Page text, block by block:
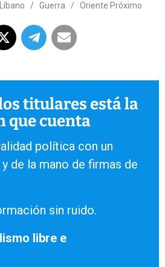
Líbano / Guerra / Oriente Próximo
titulares está la
que cuenta
política con un
de la mano de firmas de
sin ruido.
libre e